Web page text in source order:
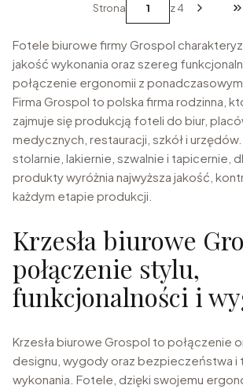
Strona z 4
Fotele biurowe firmy Grospol
jakość wykonania oraz szereg
połączenie ergonomii z
Firma Grospol to polska firma rodzinna,
zajmuje się produkcją foteli do biur,
medycznych, restauracji, szkół i urzędów.
stolarnie, lakiernie, szwalnie i tapicernie,
produkty wyróżnia najwyższa jakość,
każdym etapie produkcji.
Krzesła biurowe
połączenie stylu,
funkcjonalności i
Krzesła biurowe Grospol to połączenie
designu, wygody oraz bezpieczeństwa i
wykonania. Fotele, dzięki swojemu